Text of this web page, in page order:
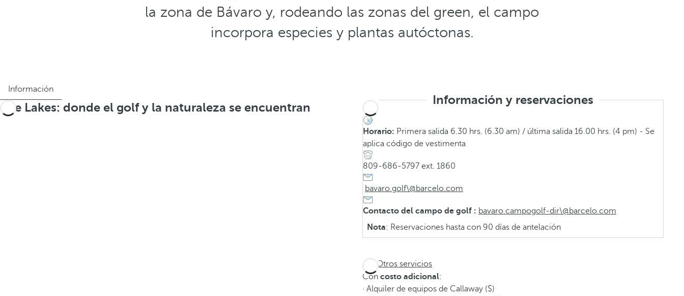
la zona de Bávaro y, rodeando las zonas del green, el campo
incorpora especies y plantas autóctonas.
Información
The Lakes: donde el golf y la naturaleza se encuentran
Información y reservaciones
Horario: Primera salida 6.30 hrs. (6.30 am) / última salida 16.00 hrs. (4 pm) - Se
aplica código de vestimenta
809-686-5797 ext. 1860
bavaro.golf\@barcelo.com
Contacto del campo de golf : bavaro.campogolf-dir\@barcelo.com
Nota: Reservaciones hasta con 90 días de antelación
Otros servicios
Con costo adicional:
· Alquiler de equipos de Callaway ($)